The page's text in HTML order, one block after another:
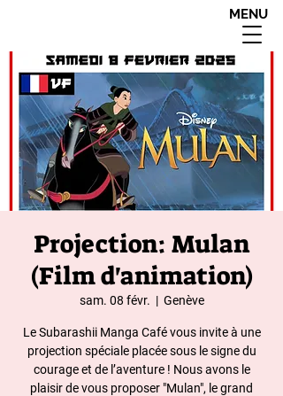
MENU
Projection: Mulan
(Film d'animation)
sam. 08 févr.
  |
Genève
Le Subarashii Manga Café vous invite à une
projection spéciale placée sous le signe du
courage et de l’aventure ! Nous avons le
plaisir de vous proposer "Mulan", le grand